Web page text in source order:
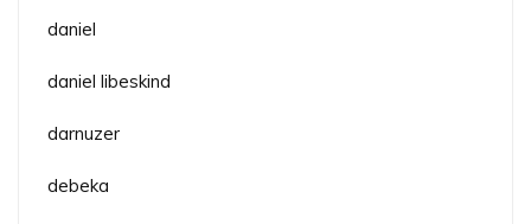
daniel
daniel libeskind
darnuzer
debeka